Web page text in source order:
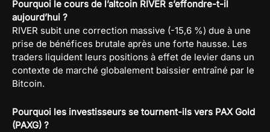
Pourquoi le cours de l’altcoin RIVER s’effondre-t-il
aujourd’hui ?
RIVER subit une correction massive (-15,6 %) due à une
prise de bénéfices brutale après une forte hausse. Les
traders liquident leurs positions à effet de levier dans un
contexte de marché globalement baissier entraîné par le
Bitcoin.
Pourquoi les investisseurs se tournent-ils vers PAX Gold
(PAXG) ?